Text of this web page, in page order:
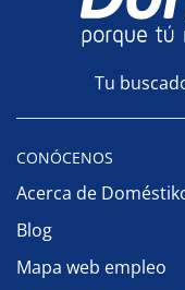
Tu
CONÓCENOS
Acerca de
Blog
Mapa web empleo